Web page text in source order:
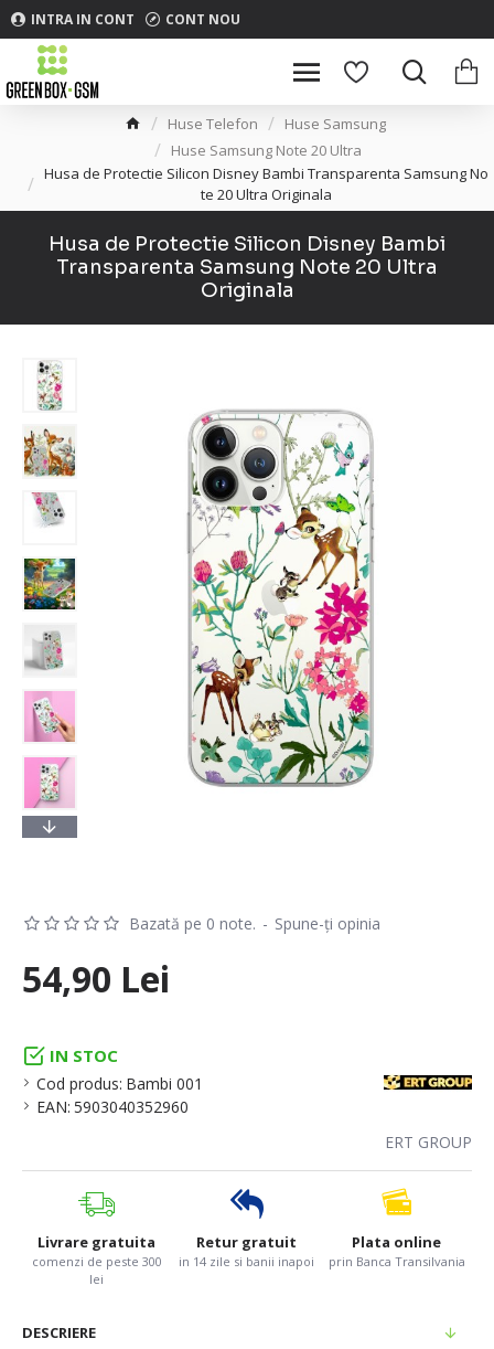
INTRA IN CONT CONT NOU
Huse Telefon
Huse Samsung
Huse Samsung Note 20 Ultra
Husa de Protectie Silicon Disney Bambi Transparenta Samsung No
te 20 Ultra Originala
Husa de Protectie Silicon Disney Bambi
Transparenta Samsung Note 20 Ultra
Originala
IN STOC
Cod produs: Bambi 001
EAN: 5903040352960
ERT GROUP
Bazată pe 0 note. - Spune-ţi opinia
54,90 Lei
Livrare gratuita
comenzi de peste 300
lei
Retur gratuit
in 14 zile si banii inapoi
Plata online
prin Banca Transilvania
DESCRIERE